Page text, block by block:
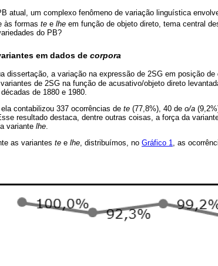
atual, um complexo fenômeno de variação linguística
às formas te e lhe em função de objeto direto, tema central
do PB?
em dados de corpora
dissertação, a variação na expressão de 2SG em posição
de 2SG na função de acusativo/objeto direto
de 1880 e 1980.
contabilizou 337 ocorrências de te (77,8%), 40 de o/a
resultado destaca, dentre outras coisas, a força da
variante lhe
as variantes te e lhe, distribuímos, no Gráfico 1, as